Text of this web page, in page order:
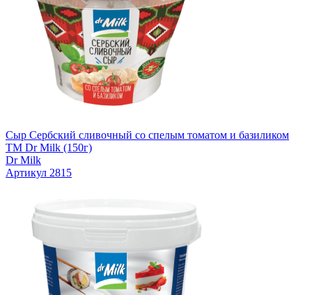
Сыр Сербский сливочный со спелым томатом и базиликом
TM Dr Milk (150г)
Dr Milk
Артикул 2815